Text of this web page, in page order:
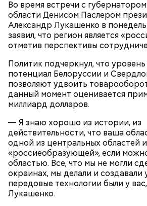
Во время встречи с
области Денисом Паслером
Александр Лукашенко в
заявил, что регион является
отметив перспективы
Политик подчеркнул, что
потенциал Белоруссии и
позволяют удвоить
данный момент оценивается
миллиард долларов.
— Я знаю хорошо из истории, из
действительности, что ваша
одной из центральных областей и
«россиеобразующей», если
областью. Все, что мы не могли
окраинах, мы делали и создавали
передовые технологии были у
Лукашенко.